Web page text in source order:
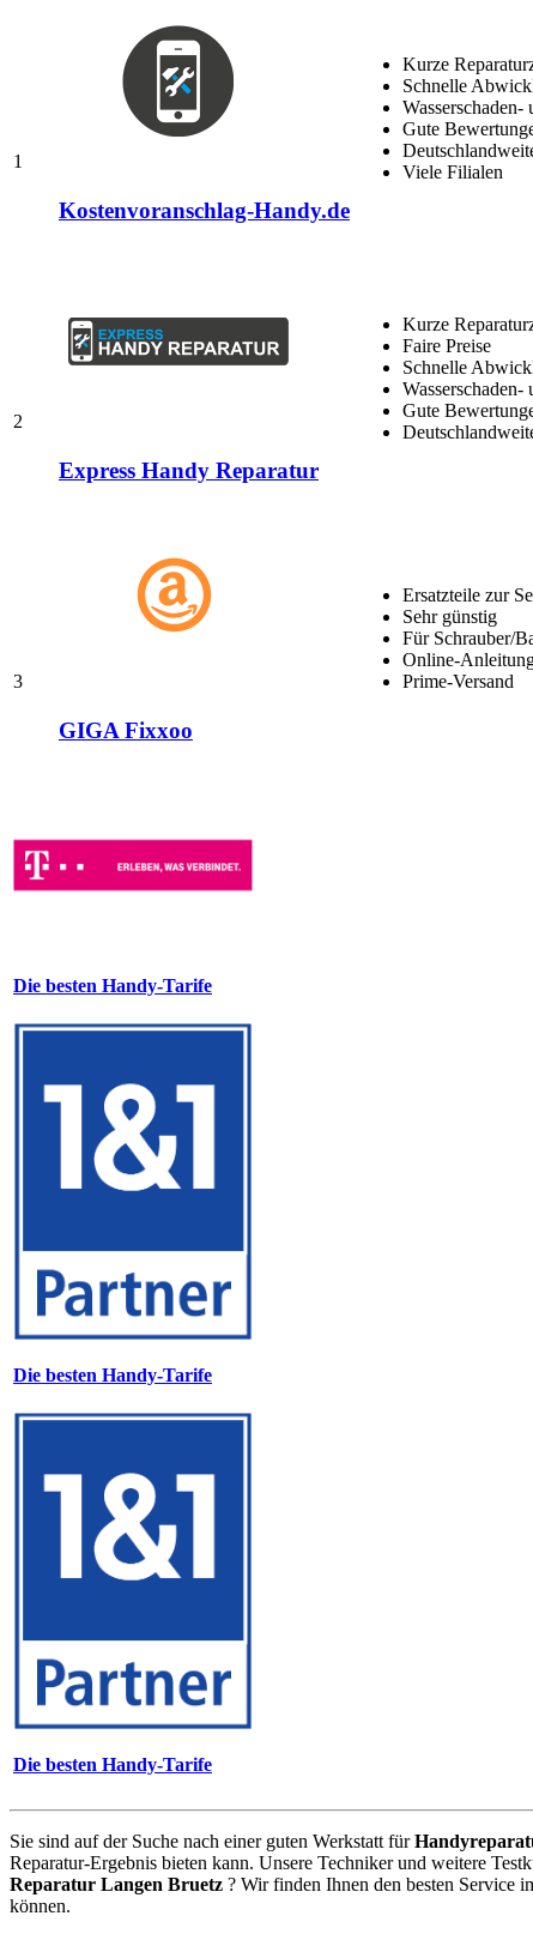
1
Kostenvoranschlag-Handy.de
Kurze
Schnelle
Wasserschaden-
Gute
Viele Filialen
2
Express Handy Reparatur
Kurze
Faire Preise
Schnelle
Wasserschaden-
Gute
3
GIGA Fixxoo
Ersatzteile zur
Sehr günstig
Für Schrauber/
Online-
Prime-Versand
Die besten Handy-Tarife
Die besten Handy-Tarife
Die besten Handy-Tarife
Sie sind auf der Suche nach einer guten Werkstatt für
Reparatur-Ergebnis bieten kann. Unsere Techniker und weitere
Reparatur Langen Bruetz ? Wir finden Ihnen den besten Service
können.